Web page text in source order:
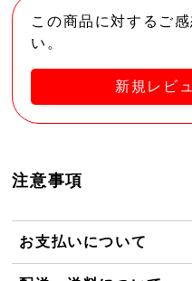
この商品に対するご
い。
新規レビ
注意事項
お支払いについて